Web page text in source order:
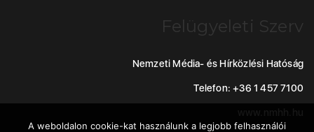
Felügyeleti Szerv
Nemzeti Média- és Hírközlési Hatóság
Telefon: +36 1 457 7100
A weboldalon cookie-kat használunk a legjobb felhasználói